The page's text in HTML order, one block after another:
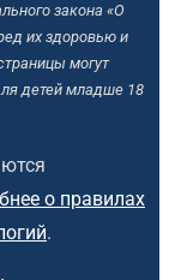
закона «О
их здоровью и
могут
детей младше 18
о правилах
.